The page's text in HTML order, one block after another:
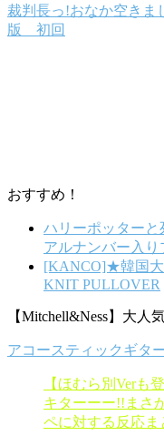
裁判長っ!おなか空きま
版 初回
おすすめ！
ハリーポッターと
アルナンバー入り
[KANCO]★韓国
KNIT PULLOVER
【Mitchell&Ness】大人
アコースティックギタ
【ほむら別Verも
キターーー!!まさ
ペに対する反応ま